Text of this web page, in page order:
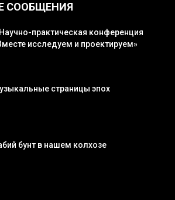
СООБЩЕНИЯ
Научно-практическая конференция
исследуем и проектируем»
страницы эпох
бунт в нашем колхозе